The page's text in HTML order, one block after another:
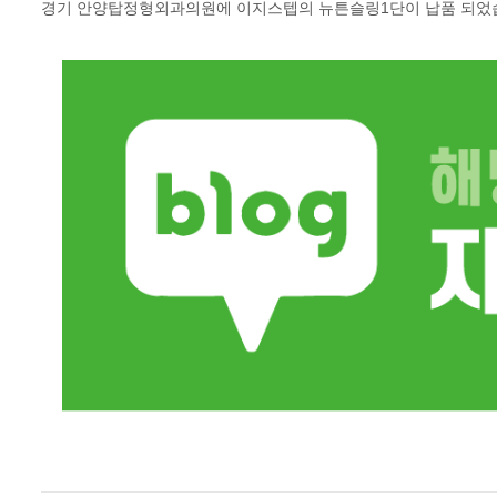
경기 안양탑정형외과의원에 이지스텝의 뉴튼슬링1단이 납품 되었